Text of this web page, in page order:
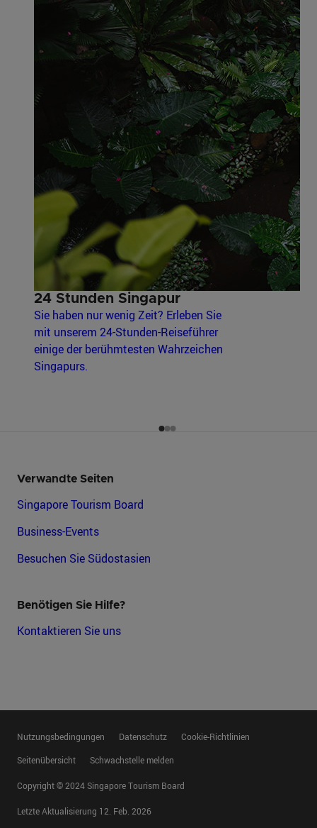
24 Stunden Singapur
Sie haben nur wenig Zeit? Erleben Sie
mit unserem 24-Stunden-Reiseführer
einige der berühmtesten Wahrzeichen
Singapurs.
Verwandte Seiten
Singapore Tourism Board
Business-Events
Besuchen Sie Südostasien
Benötigen Sie Hilfe?
Kontaktieren Sie uns
Nutzungsbedingungen Datenschutz Cookie-Richtlinien
Seitenübersicht Schwachstelle melden
Copyright © 2024 Singapore Tourism Board
Letzte Aktualisierung 12. Feb. 2026